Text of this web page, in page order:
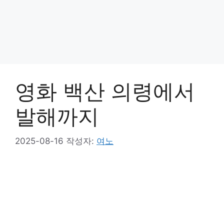
영화 백산 의령에서
발해까지
2025-08-16 작성자: 여노